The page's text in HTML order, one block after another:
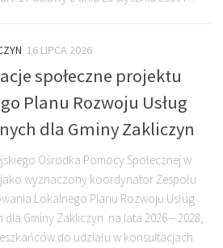
16 LIPCA 2026
społeczne projektu
Planu Rozwoju Usług
dla Gminy Zakliczyn
Ośrodka Pomocy Społecznej w
wyznaczony koordynator Zespołu
Lokalnego Planu Rozwoju Usług
dla Gminy Zakliczyn na lata 2026 – 2028,
do udziału w konsultacjach